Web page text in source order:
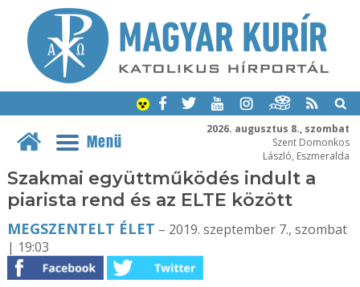
2026. augusztus 8., szombat
Szent Domonkos
László, Eszmeralda
Menü
Szakmai együttműködés indult a
piarista rend és az ELTE között
MEGSZENTELT ÉLET – 2019. szeptember 7., szombat
| 19:03